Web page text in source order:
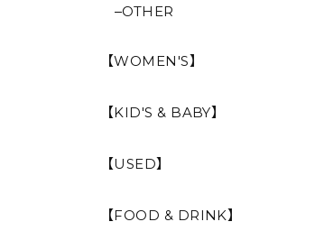
OTHER
【WOMEN'S】
【KID'S & BABY】
【USED】
【FOOD & DRINK】